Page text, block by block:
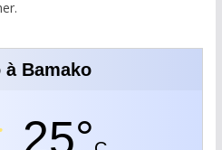
à Bamako
25°